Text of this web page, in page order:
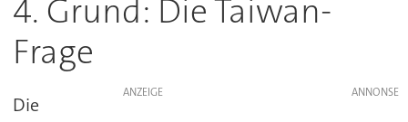
4. Grund: Die Taiwan-
Frage
ANZEIGE
Die